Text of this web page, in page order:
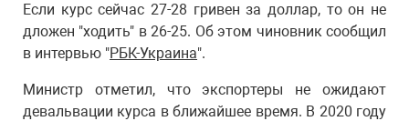
Если курс сейчас 27-28 гривен за доллар, то он не
дложен "ходить" в 26-25. Об этом чиновник сообщил
в интервью "РБК-Украина".
Министр отметил, что экспортеры не ожидают
девальвации курса в ближайшее время. В 2020 году